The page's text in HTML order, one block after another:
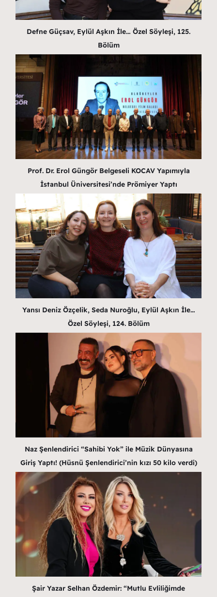
Defne Güçsav, Eylül Aşkın İle… Özel Söyleşi, 125.
Bölüm
Prof. Dr. Erol Güngör Belgeseli KOCAV Yapımıyla
İstanbul Üniversitesi’nde Prömiyer Yaptı
Yansı Deniz Özçelik, Seda Nuroğlu, Eylül Aşkın İle…
Özel Söyleşi, 124. Bölüm
Naz Şenlendirici “Sahibi Yok” ile Müzik Dünyasına
Giriş Yaptı! (Hüsnü Şenlendirici’nin kızı 50 kilo verdi)
Şair Yazar Selhan Özdemir: “Mutlu Evliliğimde